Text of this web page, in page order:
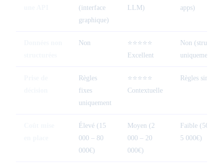
(interface
graphique)
LLM)
apps)
Non
⭐⭐⭐⭐⭐
Excellent
Non (structuré
uniquement)
Règles
fixes
uniquement
⭐⭐⭐⭐⭐
Contextuelle
Règles simples
Élevé (15
000 – 80
000€)
Moyen (2
000 – 20
000€)
Faible (500 –
5 000€)